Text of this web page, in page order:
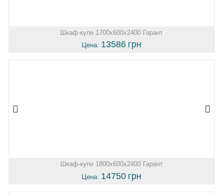
Шкаф-купе 1700х600х2400 Гарант
Цена: 13586 грн
Шкаф-купе 1800х600х2400 Гарант
Цена: 14750 грн